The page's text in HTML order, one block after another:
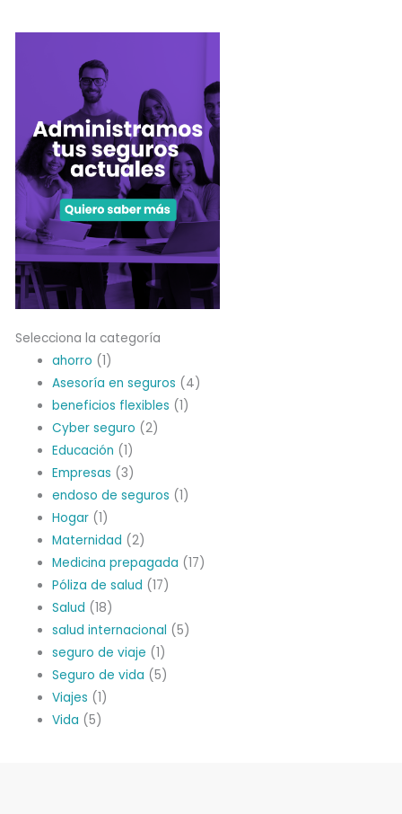
Selecciona la categoría
ahorro (1)
Asesoría en seguros (4)
beneficios flexibles (1)
Cyber seguro (2)
Educación (1)
Empresas (3)
endoso de seguros (1)
Hogar (1)
Maternidad (2)
Medicina prepagada (17)
Póliza de salud (17)
Salud (18)
salud internacional (5)
seguro de viaje (1)
Seguro de vida (5)
Viajes (1)
Vida (5)